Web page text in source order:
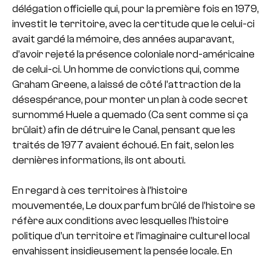
délégation officielle qui, pour la première fois en 1979,
investit le territoire, avec la certitude que le celui-ci
avait gardé la mémoire, des années auparavant,
d’avoir rejeté la présence coloniale nord-américaine
de celui-ci. Un homme de convictions qui, comme
Graham Greene, a laissé de côté l’attraction de la
désespérance, pour monter un plan à code secret
surnommé Huele a quemado (Ca sent comme si ça
brûlait) afin de détruire le Canal, pensant que les
traités de 1977 avaient échoué. En fait, selon les
dernières informations, ils ont abouti.
En regard à ces territoires à l’histoire
mouvementée, Le doux parfum brûlé de l’histoire se
réfère aux conditions avec lesquelles l’histoire
politique d’un territoire et l’imaginaire culturel local
envahissent insidieusement la pensée locale. En